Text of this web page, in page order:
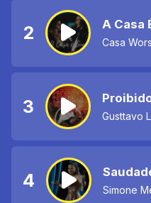
2 A Casa
Casa
3 Gusttavo
4 Simone